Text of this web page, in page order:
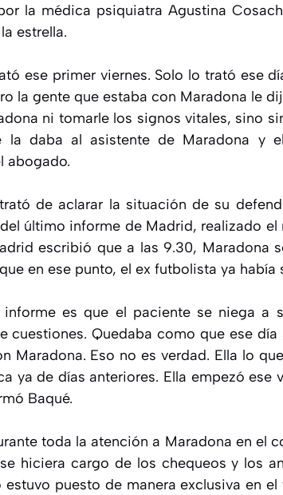
la médica psiquiatra Agustina
estrella.
ese primer viernes. Solo lo trató ese
la gente que estaba con Maradona le
ni tomarle los signos vitales, sino
la daba al asistente de Maradona y
abogado.
de aclarar la situación de su
último informe de Madrid, realizado
escribió que a las 9.30, Maradona
en ese punto, el ex futbolista ya
informe es que el paciente se niega a
cuestiones. Quedaba como que ese
Maradona. Eso no es verdad. Ella lo
ya de días anteriores. Ella empezó ese
Baqué.
toda la atención a Maradona en el
hiciera cargo de los chequeos y los
puesto de manera exclusiva en